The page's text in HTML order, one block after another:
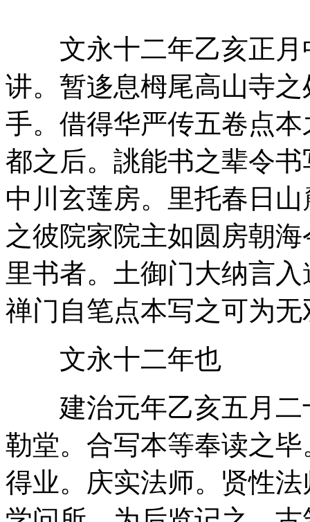
文永十二年乙亥正月
讲。暂迻息栂尾高山寺
手。借得华严传五卷点
都之后。誂能书之辈令
中川玄莲房。里托春日
之彼院家院主如圆房朝
里书者。土御门大纳言
禅门自笔点本写之可为
文永十二年也
建治元年乙亥五月二
勒堂。合写本等奉读之
得业。庆实法师。贤性